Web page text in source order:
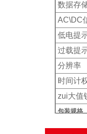
数据存
AC\DC
低电提
过载提
分辨率
时间计
zui大值
包装规格
电源